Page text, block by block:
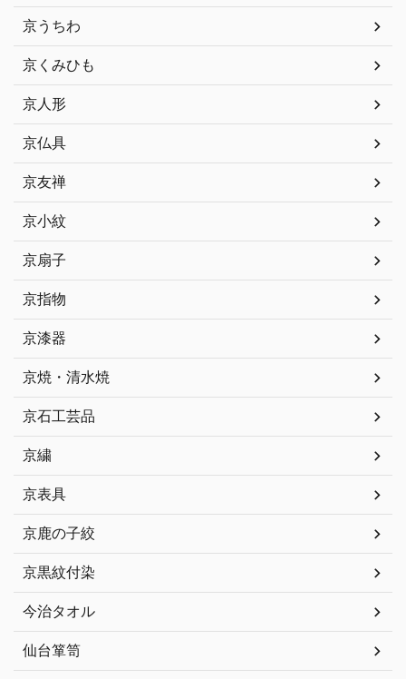
京うちわ
京くみひも
京人形
京仏具
京友禅
京小紋
京扇子
京指物
京漆器
京焼・清水焼
京石工芸品
京繍
京表具
京鹿の子絞
京黒紋付染
今治タオル
仙台箪笥